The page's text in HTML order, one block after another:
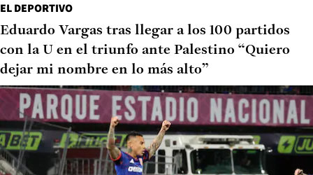
EL DEPORTIVO
Eduardo Vargas tras llegar a los 100 partidos
con la U en el triunfo ante Palestino “Quiero
dejar mi nombre en lo más alto”